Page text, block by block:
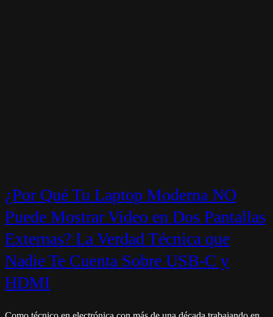
¿Por Qué Tu Laptop Moderna NO
Puede Mostrar Video en Dos Pantallas
Externas? La Verdad Técnica que
Nadie Te Cuenta Sobre USB-C y
HDMI